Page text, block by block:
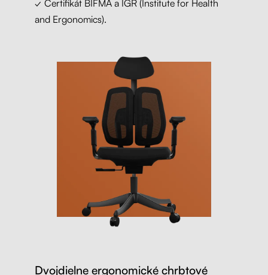
✓ Certifikát BIFMA a IGR (Institute for Health
and Ergonomics).
Dvojdielne ergonomické chrbtové